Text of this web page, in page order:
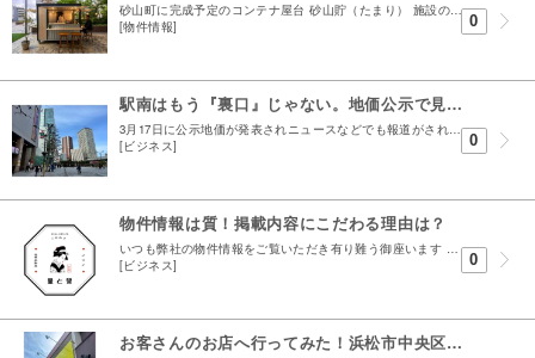
砂山町に完成予定のコンテナ屋台 砂山貯（たまり） 施設の概要になります 募集条件としては 1号室72,000円 （成約済み） 2号室70,000円 （成約済み） 3号室68,000円 （成約済...
[物件情報]
0
駅南はもう『裏口』じゃない。地価公示で見えた、浜松の勢力図が変わる予兆
3月17日に公示地価が発表されニュースなどでも報道がされておりました ざっくり変動が大きかった商業地の変動率TOP１０の画像です 相変わらずの熱海の勢いは凄いなという一方で 我らが浜松市の商業...
[ビジネス]
0
物件情報は質！掲載内容にこだわる理由は？
いつも弊社の物件情報をご覧いただき有り難う御座います この記事では弊社のこだわりの部分について熱く語る記事になっております 不動産屋は千三屋 （せんみつや） これは不動産屋は千の事を言っても事...
[ビジネス]
0
お客さんのお店へ行ってみた！浜松市中央区高丘1丁目オープンした すずきのからあげ高丘店さんへ